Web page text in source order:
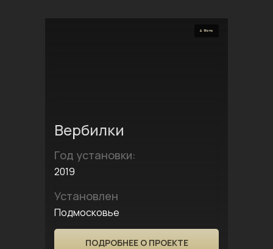
4 Фото
Вербилки
Год установки:
2019
Установлен
Подмосковье
ПОДРОБНЕЕ О ПРОЕКТЕ